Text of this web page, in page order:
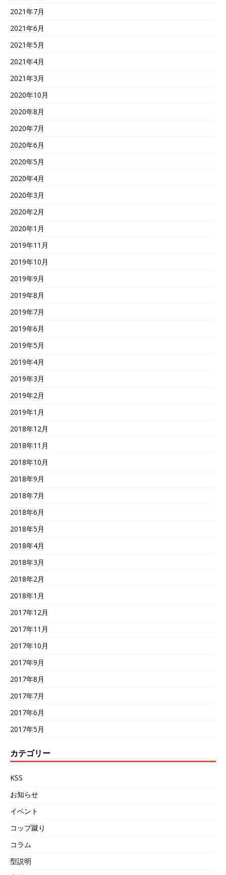
2021年7月
2021年6月
2021年5月
2021年4月
2021年3月
2020年10月
2020年8月
2020年7月
2020年6月
2020年5月
2020年4月
2020年3月
2020年2月
2020年1月
2019年11月
2019年10月
2019年9月
2019年8月
2019年7月
2019年6月
2019年5月
2019年4月
2019年3月
2019年2月
2019年1月
2018年12月
2018年11月
2018年10月
2018年9月
2018年7月
2018年6月
2018年5月
2018年4月
2018年3月
2018年2月
2018年1月
2017年12月
2017年11月
2017年10月
2017年9月
2017年8月
2017年7月
2017年6月
2017年5月
カテゴリー
KSS
お知らせ
イベント
コップ蹴り
コラム
型説明